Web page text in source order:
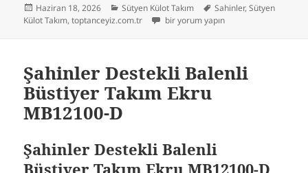
Yayın
tarihi
Haziran 18, 2026 Kategoriler
Sütyen Külot Takım Etiketler
Sahinler,Sütyen
Külot Takım,toptanceyiz.com.tr Şahinler Desteksiz Bralet Takım Ekru
bir yorum yapın
Şahinler Destekli Balenli
Büstiyer Takım Ekru
MB12100-D
Şahinler Destekli Balenli
Büstiyer Takım Ekru MB12100-D